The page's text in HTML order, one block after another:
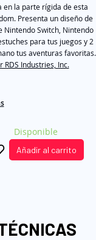
la parte rígida de esta
Presenta un diseño de
Nintendo Switch, Nintendo
para tus juegos y 2
tus aventuras favoritas.
Industries, Inc.
Disponible
Añadir al carrito